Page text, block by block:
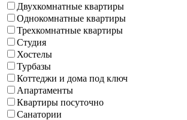
Двухкомнатные квартиры
Однокомнатные квартиры
Трехкомнатные квартиры
Студия
Хостелы
Турбазы
Коттеджи и дома под ключ
Апартаменты
Квартиры посуточно
Санатории